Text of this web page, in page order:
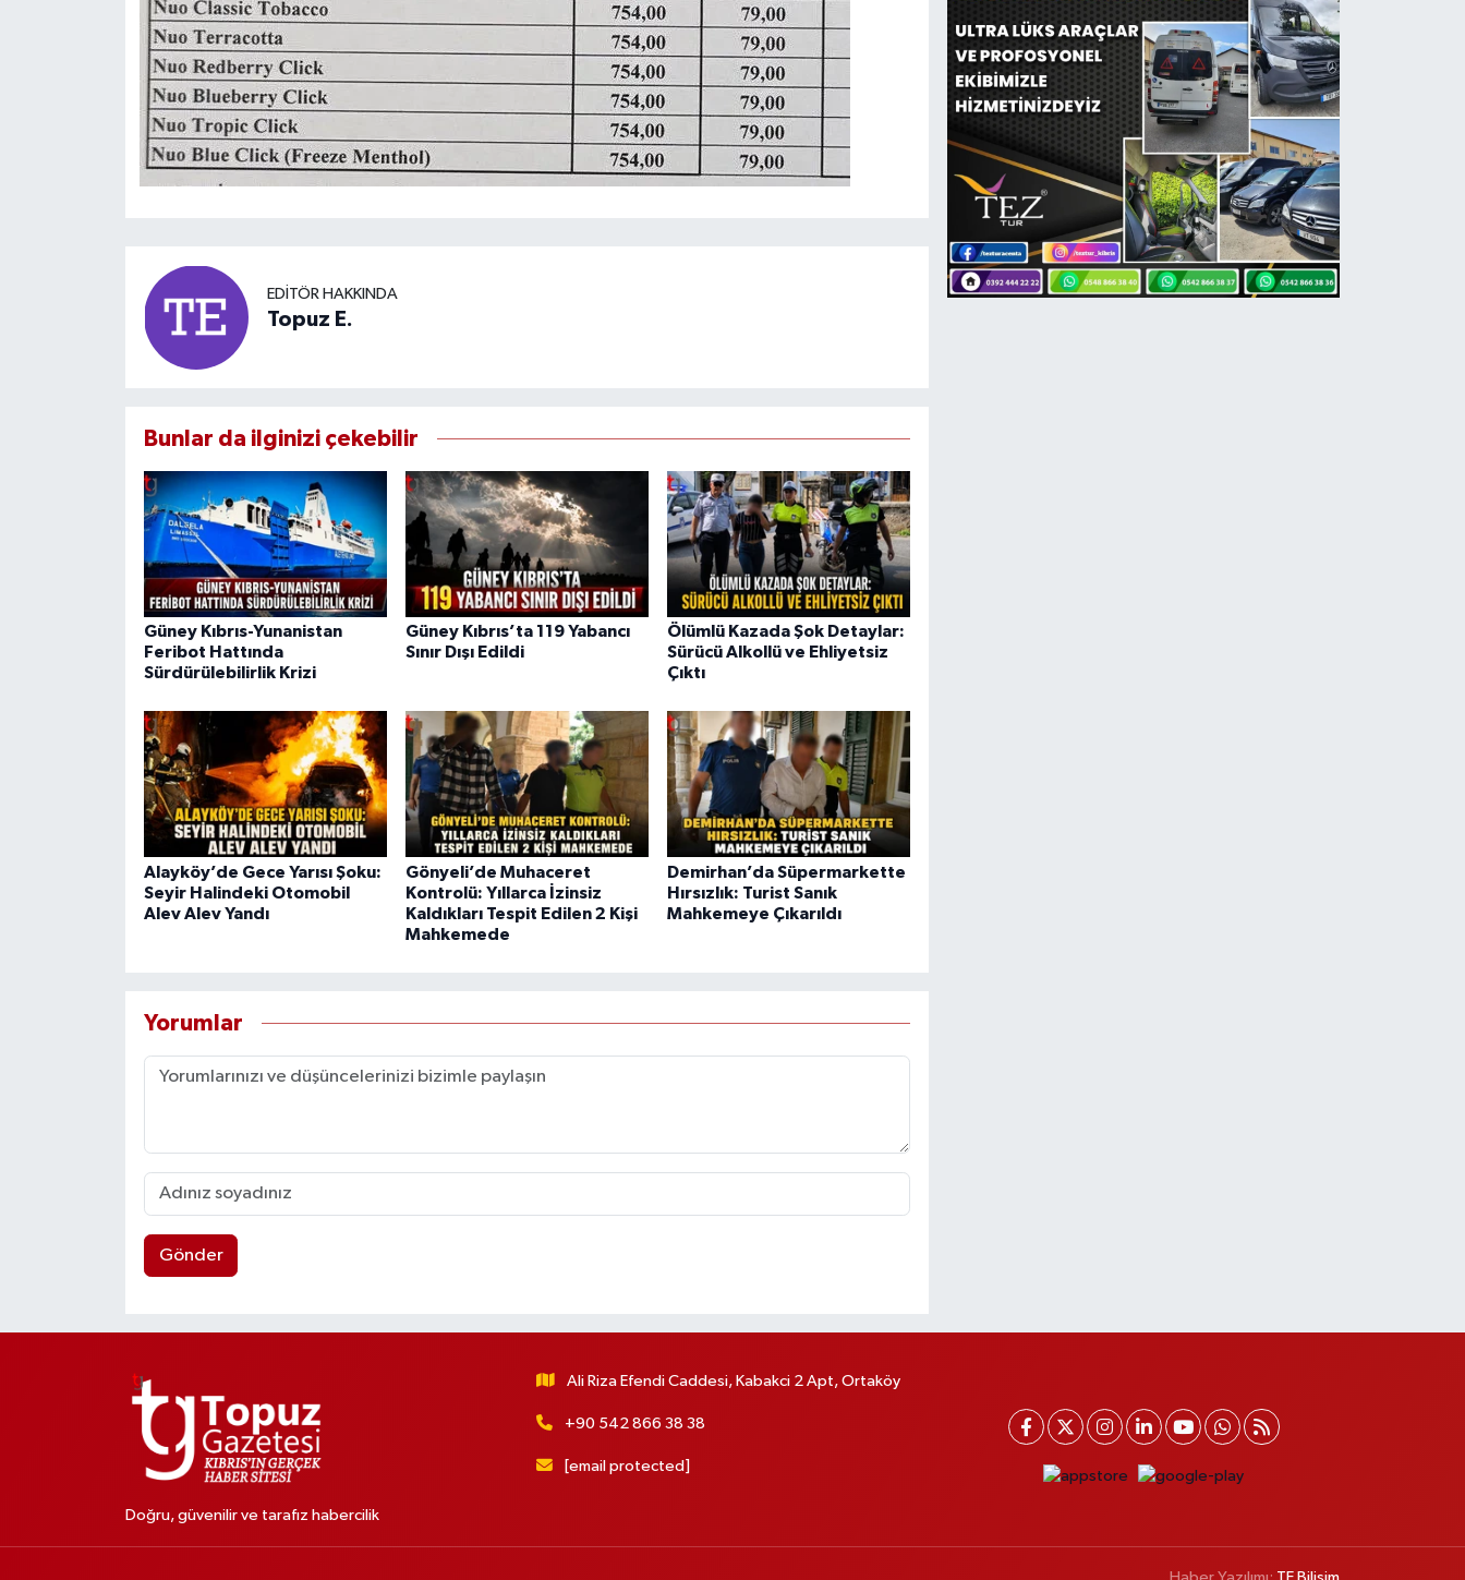
EDITÖR HAKKINDA
Topuz E.
Bunlar da ilginizi çekebilir
Güney Kıbrıs-Yunanistan
Feribot Hattında
Sürdürülebilirlik Krizi
Güney Kıbrıs’ta 119 Yabancı
Sınır Dışı Edildi
Ölümlü Kazada Şok Detaylar:
Sürücü Alkollü ve Ehliyetsiz
Çıktı
Alayköy’de Gece Yarısı Şoku:
Seyir Halindeki Otomobil
Alev Alev Yandı
Gönyeli’de Muhaceret
Kontrolü: Yıllarca İzinsiz
Kaldıkları Tespit Edilen 2 Kişi
Mahkemede
Demirhan’da Süpermarkette
Hırsızlık: Turist Sanık
Mahkemeye Çıkarıldı
Yorumlar
Gönder
Doğru, güvenilir ve tarafız habercilik
Ali Riza Efendi Caddesi, Kabakci 2 Apt, Ortaköy
+90 542 866 38 38
[email protected]